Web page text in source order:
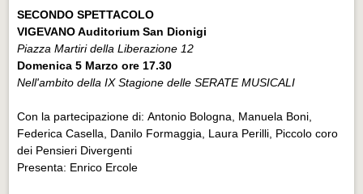
SECONDO SPETTACOLO
VIGEVANO Auditorium San Dionigi
Piazza Martiri della Liberazione 12
Domenica 5 Marzo ore 17.30
Nell'ambito della IX Stagione delle SERATE MUSICALI
Con la partecipazione di: Antonio Bologna, Manuela Boni,
Federica Casella, Danilo Formaggia, Laura Perilli, Piccolo coro
dei Pensieri Divergenti
Presenta: Enrico Ercole